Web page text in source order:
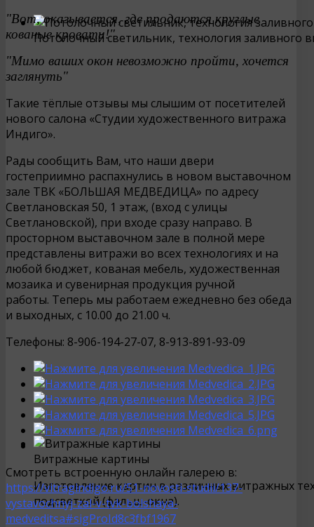
Потолочный светильник, технология заливного
Витражные картины
Изготовление картин в различных витражных
подсветкой (фальш-окна).
"Вот, оказывается, где продаются круглые
кованые кровати!"
"Мимо ваших окон невозможно пройти, хочется
заглянуть"
Такие тёплые отзывы мы слышим от посетителей
нового салона «Студии художественного витража
Индиго».
Рады сообщить Вам, что наши двери
гостеприимно распахнулись в новом выставочном
зале ТВК «БОЛЬШАЯ МЕДВЕДИЦА» по адресу
Светлановская 50, 1 этаж, (вход с улицы
Светлановской), при входе сразу направо. В
просторном выставочном зале в полной мере
представлены витражи во всех технологиях и на
любой бюджет, кованая мебель, художественная
мозаика и сувенирная продукция ручной
работы. Теперь мы работаем ежедневно без обеда
и выходных, с 10.00 до 21.00 ч.
Телефоны: 8-906-194-27-07, 8-913-891-93-09
Смотреть встроенную онлайн галерею в:
https://vitragindigo.ru/51-novosti-studii/137-
vystavochnyj-zal-v-tvk-bolshaya-
medveditsa#sigProId8c3fbf1967